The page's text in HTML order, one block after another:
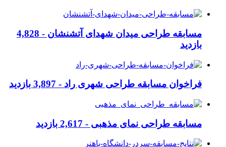
مسابقه طراحی میدان شهدای آتشنشان - 4,828
بازدید
فراخوان مسابقه طراحی شهری راد - 3,897 بازدید
مسابقه طراحی نمای مذهبی - 2,617 بازدید